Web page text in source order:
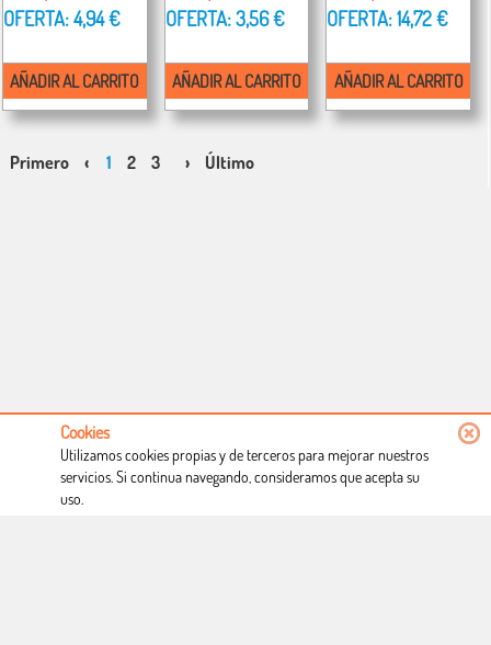
OFERTA: 4,94 €
AÑADIR AL CARRITO
OFERTA: 3,56 €
AÑADIR AL CARRITO
OFERTA: 14,72 €
AÑADIR AL CARRITO
Primero ‹ 1 2 3 › Último
Condiciones de uso
Cookies
Utilizamos cookies propias y de terceros para mejorar nuestros
servicios. Si continua navegando, consideramos que acepta su
uso.